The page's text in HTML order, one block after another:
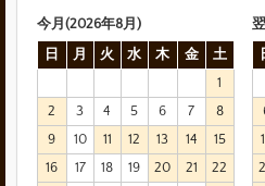
今月(2026年8月)
日
月 火 水 木 金
土
1
2
3 4 5 6 7
8
9
10 11 12 13 14
15
16
17 18 19 20 21
22